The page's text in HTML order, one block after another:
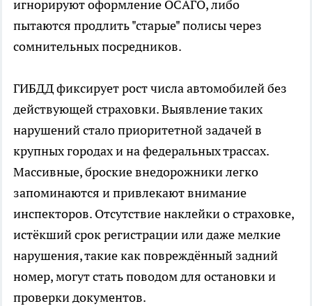
игнорируют оформление ОСАГО, либо
пытаются продлить "старые" полисы через
сомнительных посредников.
ГИБДД фиксирует рост числа автомобилей без
действующей страховки. Выявление таких
нарушений стало приоритетной задачей в
крупных городах и на федеральных трассах.
Массивные, броские внедорожники легко
запоминаются и привлекают внимание
инспекторов. Отсутствие наклейки о страховке,
истёкший срок регистрации или даже мелкие
нарушения, такие как повреждённый задний
номер, могут стать поводом для остановки и
проверки документов.